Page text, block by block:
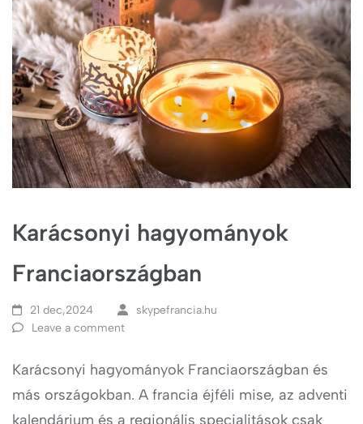
Karácsonyi hagyományok
Franciaországban
21 dec,2024
skypefrancia.hu
Leave a comment
Karácsonyi hagyományok Franciaországban és
más országokban. A francia éjféli mise, az adventi
kalendárium és a regionális specialitások csak